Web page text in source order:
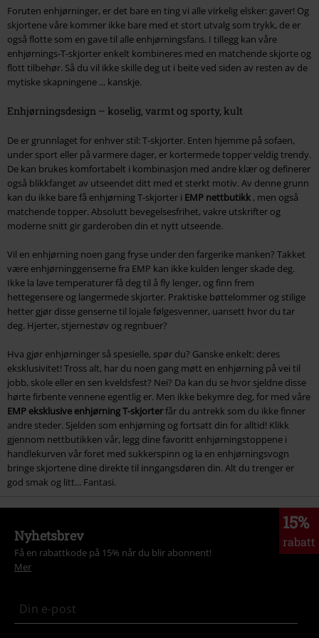
Foruten enhjørninger, er det bare en ting vi alle virkelig elsker: gaver! Og
skjortene våre kommer ikke bare med et stort utvalg som trykk, de er
også flotte som en gave til alle enhjørningsfans. I tillegg kan våre
enhjørnings-T-skjorter enkelt kombineres med en matchende skjorte og
flott tilbehør. Så du vil ikke skille deg ut i beite ved siden av resten av de
mytiske skapningene ... kanskje.
Enhjørningsdesign – koselig, varmt og sporty, kult
De er grunnlaget for enhver stil: T-skjorter. Enten hjemme på sofaen,
under sport eller på varmere dager, er kortermede topper veldig trendy.
De kan brukes komfortabelt i kombinasjon med andre klær og definerer
også blikkfanget av utseendet ditt med et sterkt motiv. Av denne grunn
kan du ikke bare få enhjørning T-skjorter i EMP nettbutikk , men også
matchende topper. Absolutt bevegelsesfrihet, vakre utskrifter og
moderne snitt gir garderoben din et nytt utseende.
Vil en enhjørning noen gang fryse under den fargerike manken? Takket
være enhjørninggenserne fra EMP kan ikke kulden lenger skade deg.
Ikke la lave temperaturer få deg til å fly lenger, og finn frem
hettegensere og langermede skjorter. Praktiske bøttelommer og stilige
hetter gjør disse genserne til lojale følgesvenner, uansett hvor du tar
deg. Hjerter, stjernestøv og regnbuer?
Hva gjør enhjørninger så spesielle, spør du? Ganske enkelt: deres
eksklusivitet! Tross alt, har du noen gang møtt en enhjørning på vei til
jobb, skole eller en sen kveldsfest? Nei? Da kan du se hvor sjeldne disse
hørte firbente vennene egentlig er. Men ikke bekymre deg, for med våre
EMP eksklusive enhjørning T-skjorterfår du antrekk som du ikke finner
andre steder. Sjelden som enhjørning og fortsatt din for alltid! Klikk
gjennom nettbutikken vår, legg dine favoritt enhjørningstoppene i
handlekurven vår foret med sukkerspinn og la en enhjørningsvogn
bringe skjortene dine direkte til inngangsdøren din. Alt du trenger er
god smak og litt... Fantasi.
15%
rabatt
Nyhetsbrev
Få en rabattkode på 15% når du blir abonnent!
Mer